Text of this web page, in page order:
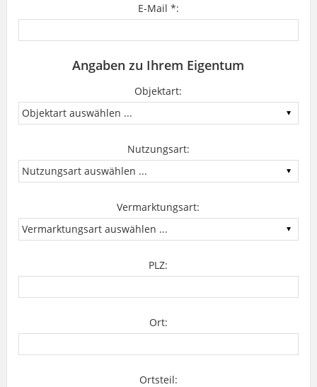
E-Mail *:
Angaben zu Ihrem Eigentum
Objektart:
Nutzungsart:
Vermarktungsart:
PLZ:
Ort:
Ortsteil: